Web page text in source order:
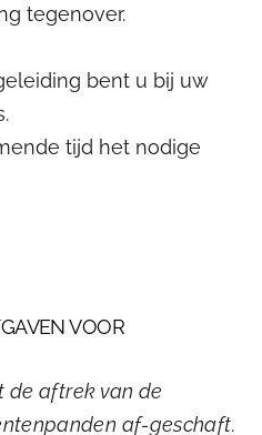
tegenover.
bent u bij uw
tijd het nodige
VOOR
de aftrek van de
af-geschaft.